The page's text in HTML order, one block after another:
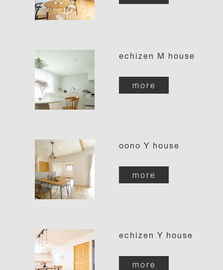
echizen M house
more
oono Y house
more
echizen Y house
more